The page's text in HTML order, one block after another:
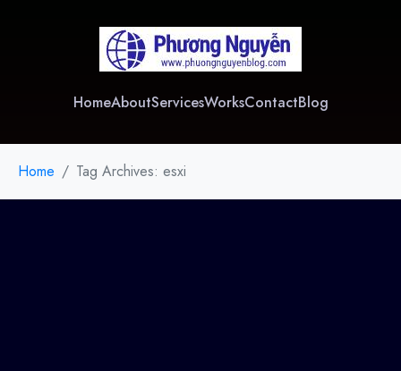
HomeAboutServicesWorksContactBlog
Home Tag Archives: esxi